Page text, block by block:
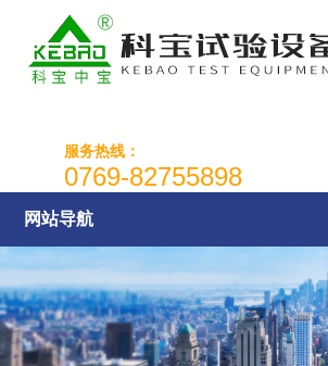
服务热线：
0769-82755898
网站导航